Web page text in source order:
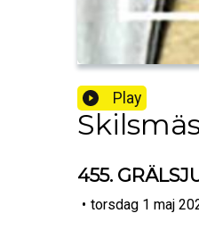
Play
455.
• torsdag 1 maj